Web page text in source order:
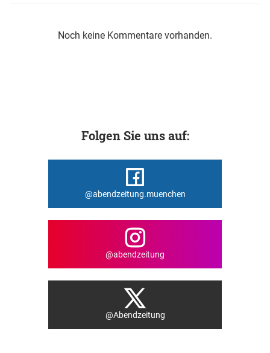
Noch keine Kommentare vorhanden.
Folgen Sie uns auf:
@abendzeitung.muenchen
@abendzeitung
@Abendzeitung